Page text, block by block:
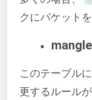
クにパケット
このテーブル
更するルール